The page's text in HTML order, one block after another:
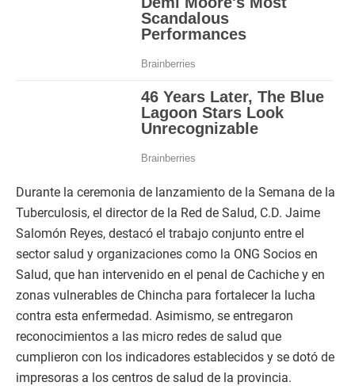
Durante la ceremonia de lanzamiento de la Semana de la
Tuberculosis, el director de la Red de Salud, C.D. Jaime
Salomón Reyes, destacó el trabajo conjunto entre el
sector salud y organizaciones como la ONG Socios en
Salud, que han intervenido en el penal de Cachiche y en
zonas vulnerables de Chincha para fortalecer la lucha
contra esta enfermedad. Asimismo, se entregaron
reconocimientos a las micro redes de salud que
cumplieron con los indicadores establecidos y se dotó de
impresoras a los centros de salud de la provincia.